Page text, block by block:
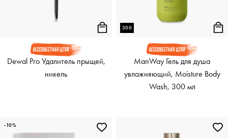
Dewal Pro Удалитель прыщей,
никель
300
ManWay Гель для душа
увлажняющий, Moisture Body
Wash, 300 мл
-10%